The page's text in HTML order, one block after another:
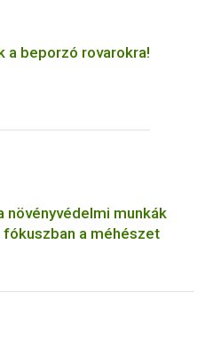
a beporzó rovarokra!
növényvédelmi munkák
a méhészet